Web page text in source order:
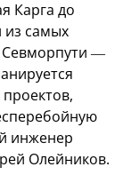
Карга до
из самых
Севморпути —
инженер
Олейников.